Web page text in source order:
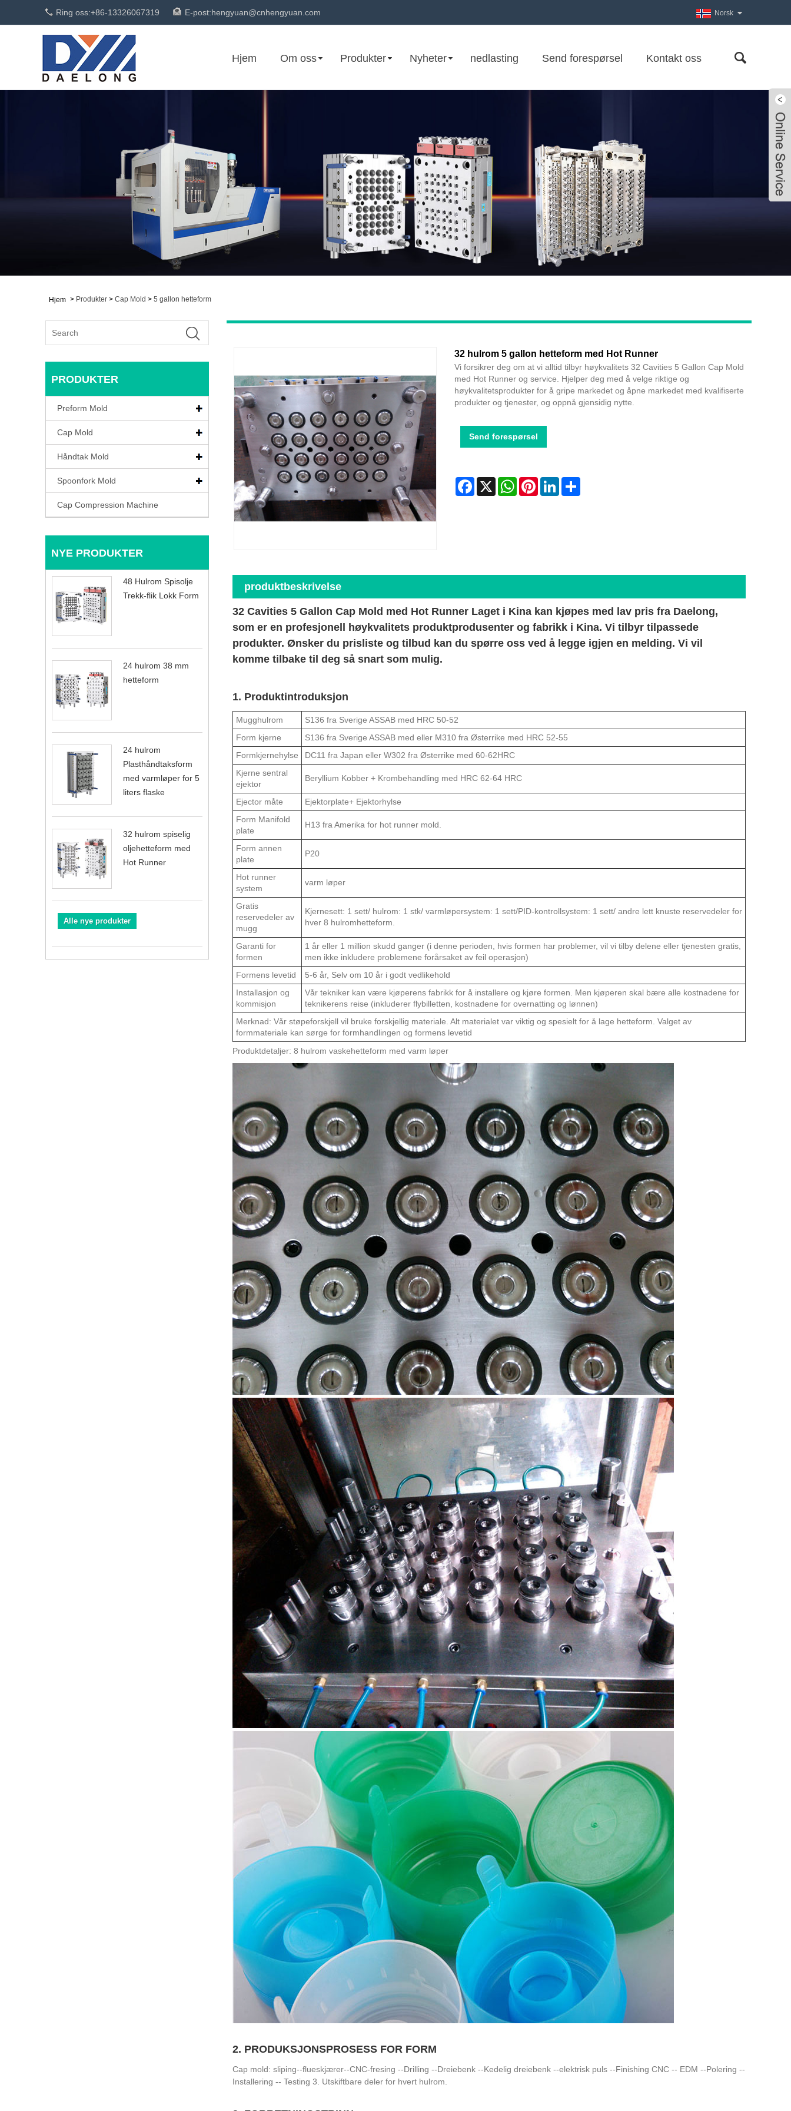
Ring oss:+86-13326067319 E-post:hengyuan@cnhengyuan.com Norsk‎
Hjem Om oss Produkter Nyheter nedlasting Send forespørsel Kontakt oss
Hjem > Produkter > Cap Mold > 5 gallon hetteform
PRODUKTER
Preform Mold
Cap Mold
Håndtak Mold
Spoonfork Mold
Cap Compression Machine
NYE PRODUKTER
48 Hulrom Spisolje
Trekk-flik Lokk Form
24 hulrom 38 mm
hetteform
24 hulrom
Plasthåndtaksform
med varmløper for 5
liters flaske
32 hulrom spiselig
oljehetteform med
Hot Runner
Alle nye produkter
32 hulrom 5 gallon hetteform med Hot Runner
Vi forsikrer deg om at vi alltid tilbyr høykvalitets 32 Cavities 5 Gallon Cap Mold
med Hot Runner og service. Hjelper deg med å velge riktige og
høykvalitetsprodukter for å gripe markedet og åpne markedet med kvalifiserte
produkter og tjenester, og oppnå gjensidig nytte.
Send forespørsel
Facebook
X WhatsAppPinterestLinkedInShare
produktbeskrivelse
32 Cavities 5 Gallon Cap Mold med Hot Runner Laget i Kina kan kjøpes med lav pris fra Daelong,
som er en profesjonell høykvalitets produktprodusenter og fabrikk i Kina. Vi tilbyr tilpassede
produkter. Ønsker du prisliste og tilbud kan du spørre oss ved å legge igjen en melding. Vi vil
komme tilbake til deg så snart som mulig.
1. Produktintroduksjon
Mugghulrom
S136 fra Sverige ASSAB med HRC 50-52
Form kjerne
S136 fra Sverige ASSAB med eller M310 fra Østerrike med HRC 52-55
Formkjernehylse
DC11 fra Japan eller W302 fra Østerrike med 60-62HRC
Kjerne sentral
ejektor
Beryllium Kobber + Krombehandling med HRC 62-64 HRC
Ejector måte
Ejektorplate+ Ejektorhylse
Form Manifold
plate
H13 fra Amerika for hot runner mold.
Form annen
plate
P20
Hot runner
system
varm løper
Gratis
reservedeler av
mugg
Kjernesett: 1 sett/ hulrom: 1 stk/ varmløpersystem: 1 sett/PID-kontrollsystem: 1 sett/ andre lett knuste reservedeler for
hver 8 hulromhetteform.
Garanti for
formen
1 år eller 1 million skudd ganger (i denne perioden, hvis formen har problemer, vil vi tilby delene eller tjenesten gratis,
men ikke inkludere problemene forårsaket av feil operasjon)
Formens levetid
5-6 år, Selv om 10 år i godt vedlikehold
Installasjon og
kommisjon
Vår tekniker kan være kjøperens fabrikk for å installere og kjøre formen. Men kjøperen skal bære alle kostnadene for
teknikerens reise (inkluderer flybilletten, kostnadene for overnatting og lønnen)
Merknad: Vår støpeforskjell vil bruke forskjellig materiale. Alt materialet var viktig og spesielt for å lage hetteform. Valget av
formmateriale kan sørge for formhandlingen og formens levetid
Produktdetaljer: 8 hulrom vaskehetteform med varm løper
2. PRODUKSJONSPROSESS FOR FORM
Cap mold: sliping--flueskjærer--CNC-fresing --Drilling --Dreiebenk --Kedelig dreiebenk --elektrisk puls --Finishing CNC -- EDM --Polering --
Installering -- Testing 3. Utskiftbare deler for hvert hulrom.